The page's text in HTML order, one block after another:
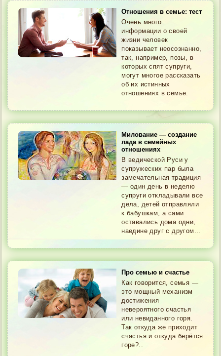
Отношения в семье: тест
Очень много
информации о своей
жизни человек
показывает неосознанно,
так, например, позы, в
которых спят супруги,
могут многое рассказать
об их истинных
отношениях в семье.
Милование — создание
лада в семейных
отношениях
В ведической Руси у
супружеских пар была
замечательная традиция
— один день в неделю
супруги откладывали все
дела, детей отправляли
к бабушкам, а сами
оставались дома одни,
наедине друг с другом...
Про семью и счастье
Как говорится, семья —
это мощный механизм
достижения
невероятного счастья
или невиданного горя.
Так откуда же приходит
счастья и откуда берётся
горе?..